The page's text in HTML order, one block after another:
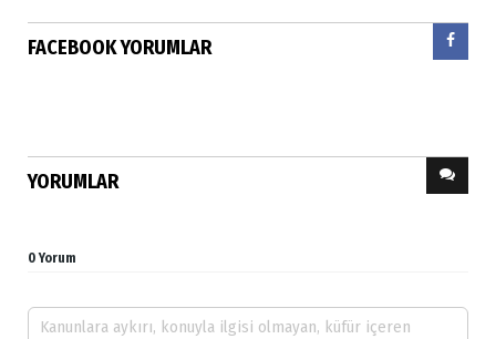
FACEBOOK YORUMLAR
YORUMLAR
0 Yorum